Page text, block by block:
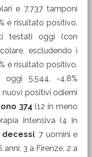
e 7.737 tamponi
è risultato positivo.
testati oggi (con
escludendo i
è risultato positivo.
oggi 5.544, -4,8%
nuovi positivi odierni
374 (12 in meno
intensiva (4 in
decessi, 7 uomini e
anni: 3 a Firenze, 2 a